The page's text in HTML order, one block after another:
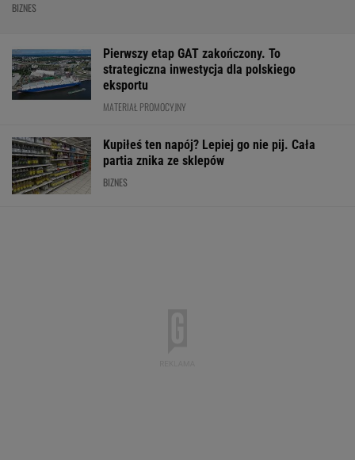
BIZNES
Pierwszy etap GAT zakończony. To
strategiczna inwestycja dla polskiego
eksportu
MATERIAŁ PROMOCYJNY
Kupiłeś ten napój? Lepiej go nie pij. Cała
partia znika ze sklepów
BIZNES